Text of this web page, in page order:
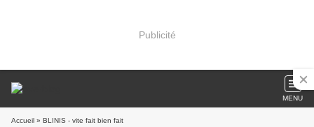
Publicité
MENU
Accueil » BLINIS - vite fait bien fait